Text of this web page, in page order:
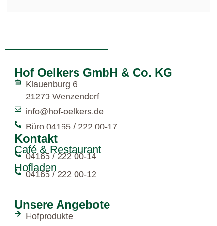
Hof Oelkers GmbH & Co. KG
Klauenburg 6
21279 Wenzendorf
info@hof-oelkers.de
Büro 04165 / 222 00-17
Kontakt
Café & Restaurant
04165 / 222 00-14
Hofladen
04165 / 222 00-12
Unsere Angebote
Hofprodukte